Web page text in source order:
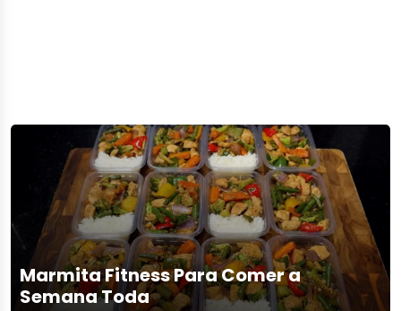
Marmita Fitness Para Comer a
Semana Toda